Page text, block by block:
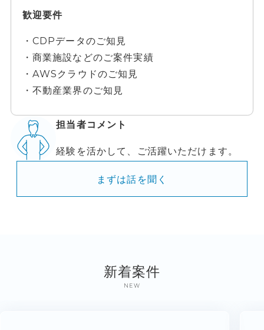
歓迎要件
・CDPデータのご知見
・商業施設などのご案件実績
・AWSクラウドのご知見
・不動産業界のご知見
担当者コメント
経験を活かして、ご活躍いただけます。
まずは話を聞く
新着案件
NEW